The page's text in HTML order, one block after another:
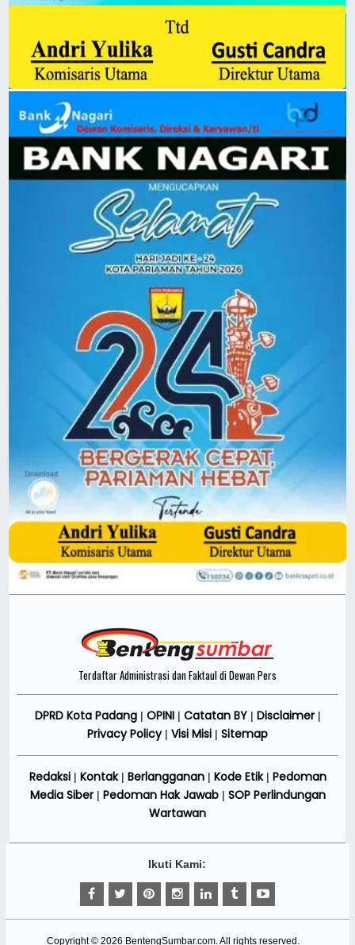
Terdaftar Administrasi dan Faktaul di Dewan Pers
DPRD Kota Padang| OPINI| Catatan BY| Disclaimer|
Privacy Policy| Visi Misi | Sitemap
Redaksi| Kontak| Berlangganan| Kode Etik| Pedoman
Media Siber| Pedoman Hak Jawab| SOP Perlindungan
Wartawan
Ikuti Kami:
Copyright ©2026 BentengSumbar.com. All rights reserved.